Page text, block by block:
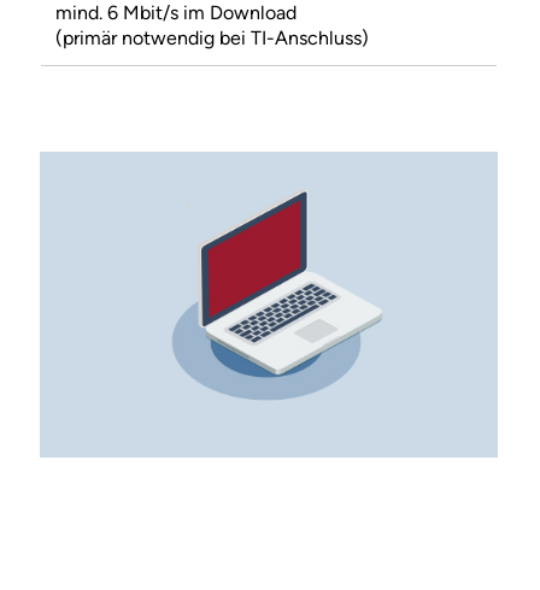
mind. 6 Mbit/s im Download
(primär notwendig bei TI-Anschluss)